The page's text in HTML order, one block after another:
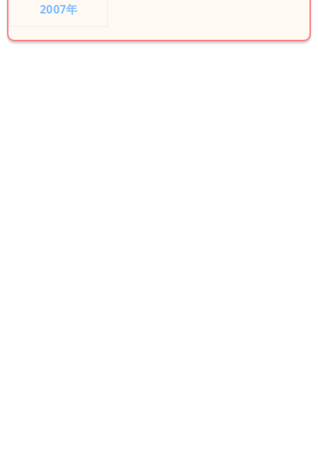
2007年